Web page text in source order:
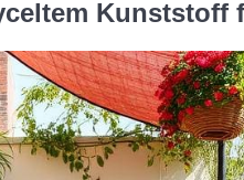
Kunststoff